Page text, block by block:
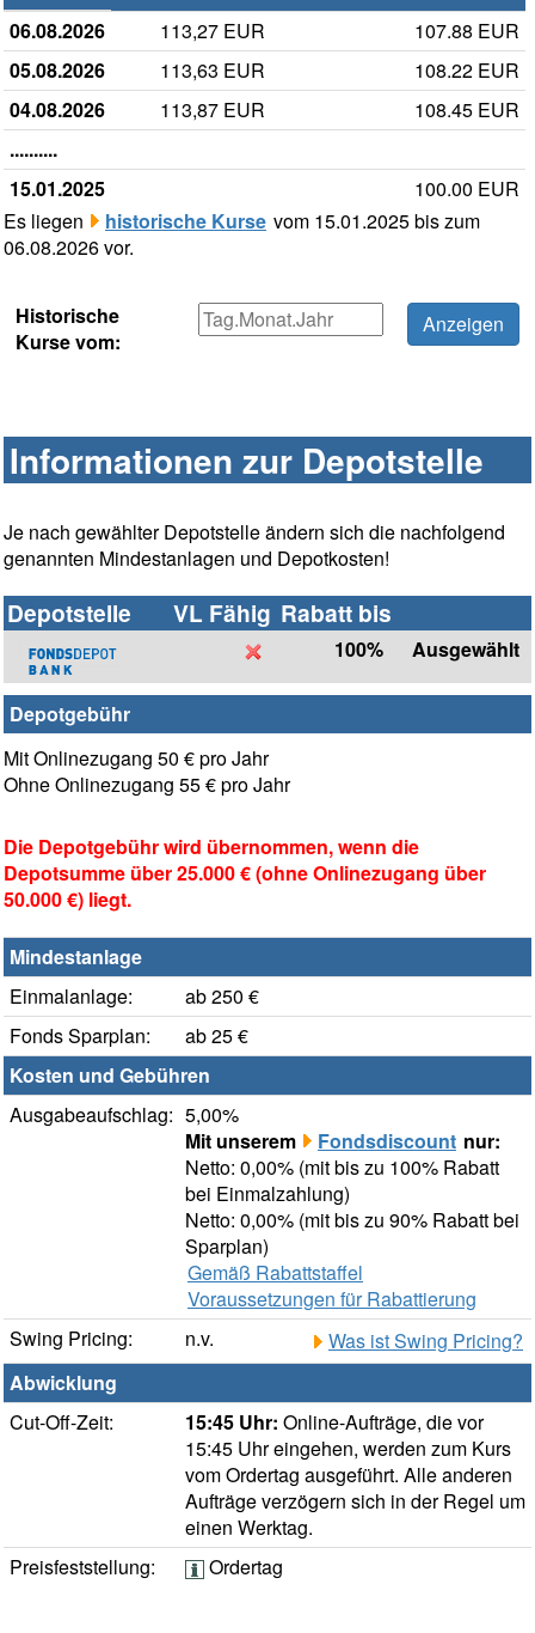
06.08.2026 113,27 EUR
107.88 EUR
05.08.2026
113,63 EUR
108.22 EUR
04.08.2026
113,87 EUR
108.45 EUR
..........
15.01.2025
100.00 EUR
Es liegen
historische Kurse vom 15.01.2025 bis zum
06.08.2026 vor.
Historische
Kurse vom:
Informationen zur Depotstelle
Je nach gewählter Depotstelle ändern sich die nachfolgend
genannten Mindestanlagen und Depotkosten!
Depotstelle VL Fähig Rabatt bis
100% Ausgewählt
Depotgebühr
Mit Onlinezugang 50 € pro Jahr
Ohne Onlinezugang 55 € pro Jahr
Die Depotgebühr wird übernommen, wenn die
Depotsumme über 25.000 € (ohne Onlinezugang über
50.000 €) liegt.
Mindestanlage
Einmalanlage:
ab 250 €
Fonds Sparplan:
ab 25 €
Kosten und Gebühren
Ausgabeaufschlag: 5,00%
Mit unserem
Fondsdiscount nur:
Netto: 0,00% (mit bis zu 100% Rabatt
bei Einmalzahlung)
Netto: 0,00% (mit bis zu 90% Rabatt bei
Sparplan)
Gemäß Rabattstaffel
Voraussetzungen für Rabattierung
Swing Pricing:
n.v.
Was ist Swing Pricing?
Abwicklung
Cut-Off-Zeit:
15:45 Uhr: Online-Aufträge, die vor
15:45 Uhr eingehen, werden zum Kurs
vom Ordertag ausgeführt. Alle anderen
Aufträge verzögern sich in der Regel um
einen Werktag.
Preisfeststellung:
Ordertag